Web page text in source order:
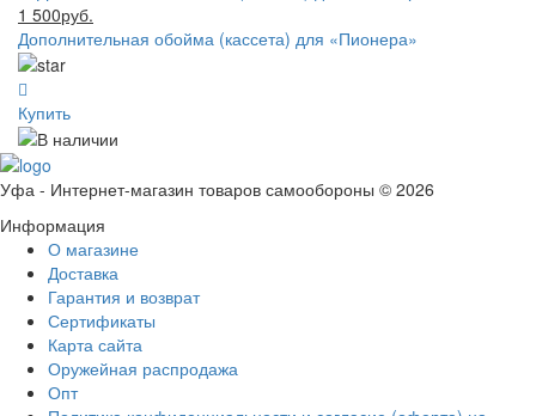
1 500руб.
Дополнительная обойма (кассета) для «Пионера»
Купить
Уфа - Интернет-магазин товаров самообороны © 2026
Информация
О магазине
Доставка
Гарантия и возврат
Сертификаты
Карта сайта
Оружейная распродажа
Опт